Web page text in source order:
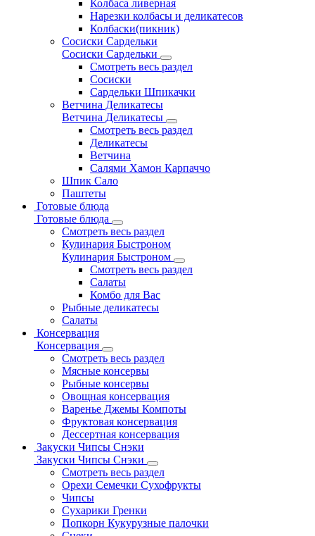
Колбаса ливерная
Нарезки колбасы и деликатесов
Колбаски(пикник)
Сосиски Сардельки
Сосиски Сардельки
Смотреть весь раздел
Сосиски
Сардельки Шпикачки
Ветчина Деликатесы
Ветчина Деликатесы
Смотреть весь раздел
Деликатесы
Ветчина
Салями Хамон Карпаччо
Шпик Сало
Паштеты
Готовые блюда
Готовые блюда
Смотреть весь раздел
Кулинария Быстроном
Кулинария Быстроном
Смотреть весь раздел
Салаты
Комбо для Вас
Рыбные деликатесы
Салаты
Консервация
Консервация
Смотреть весь раздел
Мясные консервы
Рыбные консервы
Овощная консервация
Варенье Джемы Компоты
Фруктовая консервация
Дессертная консервация
Закуски Чипсы Снэки
Закуски Чипсы Снэки
Смотреть весь раздел
Орехи Семечки Сухофрукты
Чипсы
Сухарики Гренки
Попкорн Кукурузные палочки